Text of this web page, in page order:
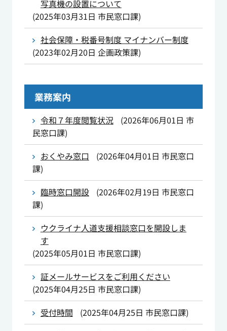
写真機の設置について
(2025年03月31日 市民窓口課)
社会保障・税番号制度 マイナンバー制度
(2023年02月20日 企画政策課)
業務案内
令和７年度閲覧状況 (2026年06月01日 市
民窓口課)
おくやみ窓口
(2026年04月01日 市民窓口
課)
臨時窓口開設
(2026年02月19日 市民窓口
課)
ウクライナ人道支援相談窓口を開設しま
す
(2025年05月01日 市民窓口課)
証メールサービスをご利用ください
(2025年04月25日 市民窓口課)
受付時間
(2025年04月25日 市民窓口課)